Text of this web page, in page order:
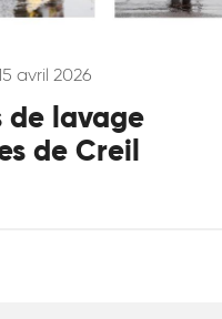
avril 2026
de lavage
de Creil